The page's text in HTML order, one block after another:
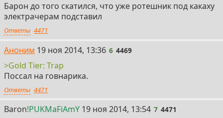
Барон до того скатился, что уже ротешник под какаху
электрачерам подставил
Ответы 4471
Аноним 6
19 ноя 2014, 13:36 6 4469
>Gold Tier: Trap
Поссал на говнарика.
Ответы 4471
Baron!PUKMaFiAmY 7
19 ноя 2014, 13:54 7 4471